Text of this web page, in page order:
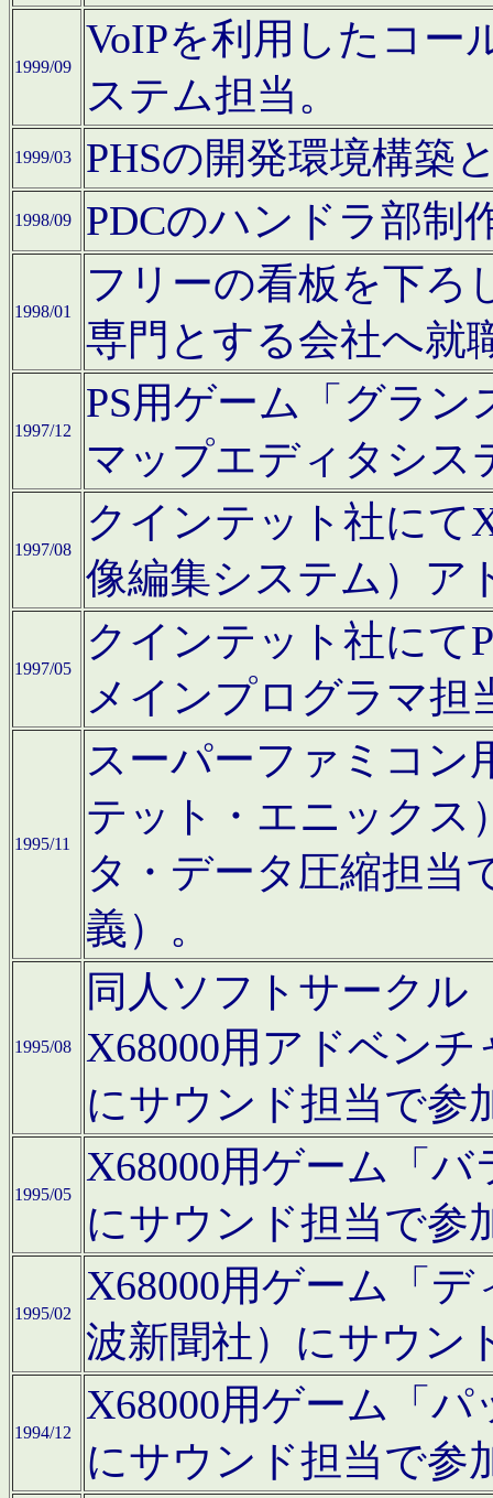
1999/09
VoIPを利用したコー
ステム担当。
1999/03 PHSの開発環境構築
1998/09 PDCのハンドラ部制
1998/01
フリーの看板を下ろ
専門とする会社へ就
1997/12
PS用ゲーム「グラン
マップエディタシス
1997/08
クインテット社にて
像編集システム）ア
1997/05
クインテット社にて
メインプログラマ担
1995/11
スーパーファミコン
テット・エニックス
タ・データ圧縮担当
義）。
1995/08
同人ソフトサークル
X68000用アドベン
にサウンド担当で参
1995/05
X68000用ゲーム「
にサウンド担当で参
1995/02
X68000用ゲーム「
波新聞社）にサウン
1994/12
X68000用ゲーム「
にサウンド担当で参